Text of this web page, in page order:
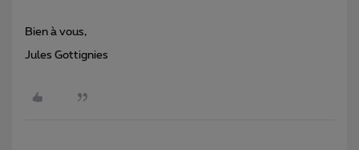
Bien à vous,
Jules Gottignies